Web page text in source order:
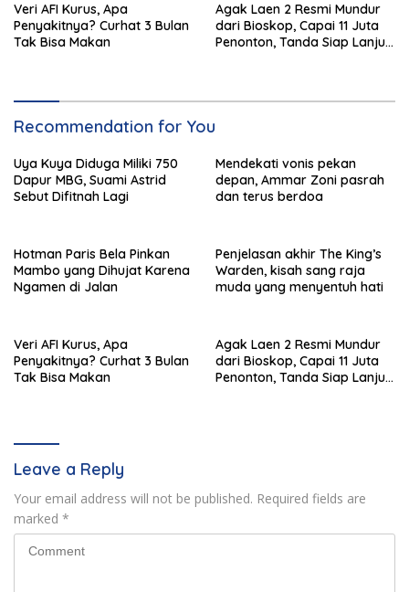
Veri AFI Kurus, Apa
Penyakitnya? Curhat 3 Bulan
Tak Bisa Makan
Agak Laen 2 Resmi Mundur
dari Bioskop, Capai 11 Juta
Penonton, Tanda Siap Lanjut
Recommendation for You
Uya Kuya Diduga Miliki 750
Dapur MBG, Suami Astrid
Sebut Difitnah Lagi
Mendekati vonis pekan
depan, Ammar Zoni pasrah
dan terus berdoa
Hotman Paris Bela Pinkan
Mambo yang Dihujat Karena
Ngamen di Jalan
Penjelasan akhir The King’s
Warden, kisah sang raja
muda yang menyentuh hati
Veri AFI Kurus, Apa
Penyakitnya? Curhat 3 Bulan
Tak Bisa Makan
Agak Laen 2 Resmi Mundur
dari Bioskop, Capai 11 Juta
Penonton, Tanda Siap Lanjut
Leave a Reply
Your email address will not be published. Required fields are
marked *